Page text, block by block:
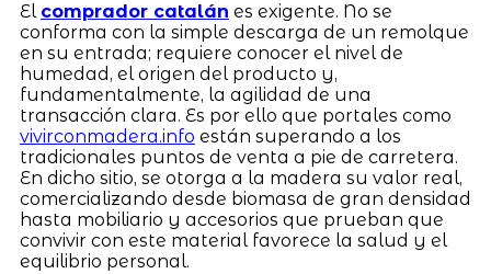
El comprador catalán es exigente. No se
conforma con la simple descarga de un remolque
en su entrada; requiere conocer el nivel de
humedad, el origen del producto y,
fundamentalmente, la agilidad de una
transacción clara. Es por ello que portales como
vivirconmadera.info están superando a los
tradicionales puntos de venta a pie de carretera.
En dicho sitio, se otorga a la madera su valor real,
comercializando desde biomasa de gran densidad
hasta mobiliario y accesorios que prueban que
convivir con este material favorece la salud y el
equilibrio personal.